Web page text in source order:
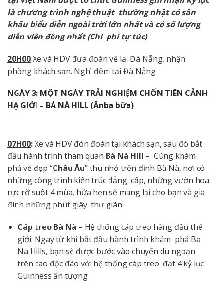
là chương trình nghệ thuật thường nhật cósân
khấu biểu diễn ngoài trời lớn nhất và có số lượng
diễn viên đông nhất (Chi phí tự túc)
20H00Xe và HDV đưa đoàn về lại Đà Nẵng, nhận
phòng khách sạn. Nghĩ đêm tại Đà Nẵng
NGÀY3: MỘT NGÀY TRẢI NGHIỆM CHỐN TIÊN CẢNH
HẠ GIỚI – BÀ NÀ HILL (Ănba bữa)
07H00:Xe và HDV đón đoàn tại khách sạn, sau đó bắt
đầu hành trình tham quan Bà Nà Hill – Cùng khám
phá vẻ đẹp “Châu Âu” thu nhỏ trên đỉnh Bà Nà, nơi có
những công trình kiến trúc đẳng cấp, những vườn hoa
rực rỡ suốt 4 mùa, hứa hẹn sẽ mang lại cho bạn và gia
đình những phút giây thư giãn:
Cáp treo Bà Nà – Hệ thống cáp treo hàng đầu thế
giới: Ngay từ khi bắt đầu hành trình khám phá Ba
Na Hills, bạn sẽ được bước vào chuyến du ngoạn
trên cao độc đáo với hệ thống cáp treo đạt 4 kỷ lục
Guinness ấn tượng